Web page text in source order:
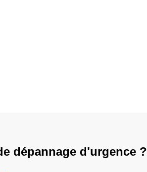
dépannage d'urgence ?